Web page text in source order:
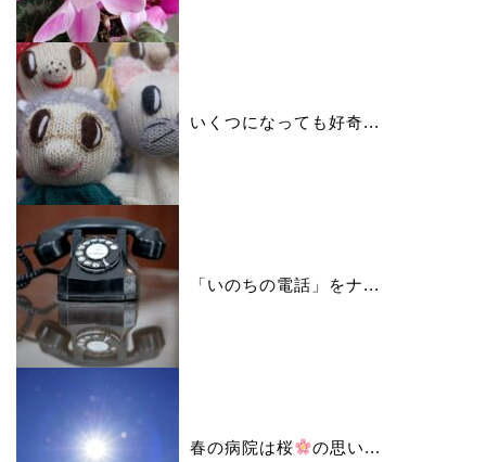
いくつになっても好奇...
「いのちの電話」をナ...
春の病院は桜 の思い...